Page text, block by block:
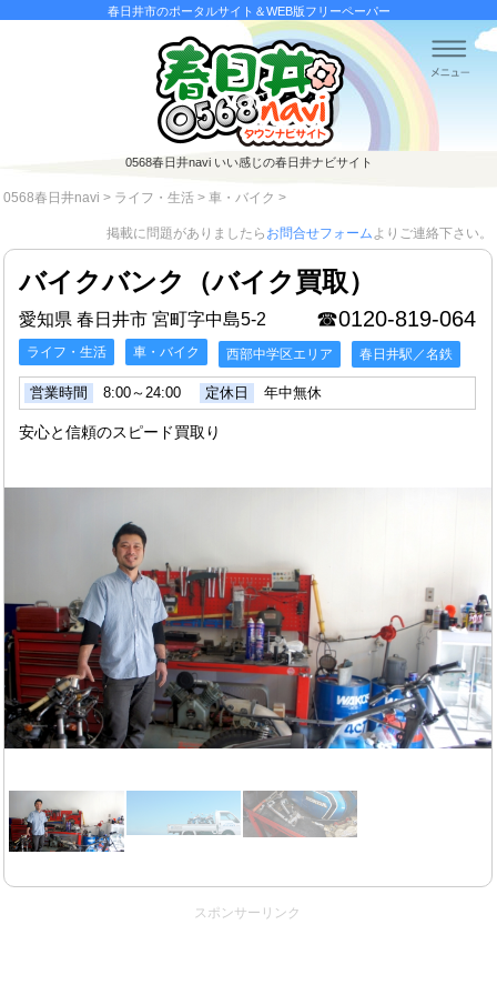
春日井市のポータルサイト＆WEB版フリーペーパー
0568春日井naviいい感じの春日井ナビサイト
0568春日井navi > ライフ・生活 > 車・バイク >
掲載に問題がありましたら お問合せフォームよりご連絡下さい。
バイクバンク（バイク買取）
☎0120-819-064
愛知県 春日井市 宮町字中島5-2
ライフ・生活 車・バイク 西部中学区エリア 春日井駅／名鉄
営業時間 8:00～24:00 定休日 年中無休
安心と信頼のスピード買取り
スポンサーリンク